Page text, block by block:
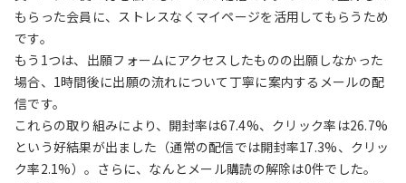
もらった会員に、ストレスなくマイページを活用してもらうため
です。
もう1つは、出願フォームにアクセスしたものの出願しなかった
場合、1時間後に出願の流れについて丁寧に案内するメールの配
信です。
これらの取り組みにより、開封率は67.4%、クリック率は26.7%
という好結果が出ました（通常の配信では開封率17.3%、クリッ
ク率2.1%）。さらに、なんとメール購読の解除は0件でした。